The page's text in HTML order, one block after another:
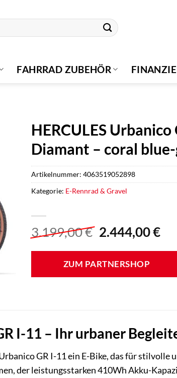
FAHRRAD ZUBEHÖR
HERCULES
Diamant – coral
3.199,00€
war:
3.199,00 €
2.444,00€
ZUM PARTNERSHOP
Artikelnummer: 4063519052898
Kategorie: E-Rennrad & Gravel
I-11 – Ihr urbaner
GR I-11 ein E-Bike, das für stilvolle
der leistungsstarken 410Wh Akku-